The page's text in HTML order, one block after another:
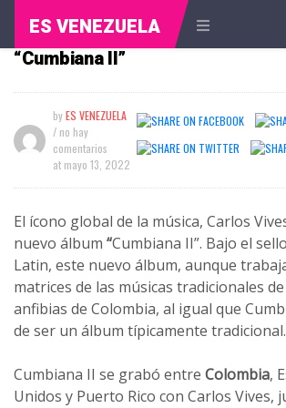
ES VENEZUELA
Carlos Vives presenta su nuevo
“Cumbiana II”
byES VENEZUELA
/ no hay
comentarios
at mayo 13, 2022
El ícono global de la música, Carlos
nuevo álbum “Cumbiana II”. Bajo el
Latin, este nuevo álbum, aunque
matrices de las músicas tradicionales
anfibias de Colombia, al igual que
de ser un álbum típicamente tradicional.
Cumbiana II se grabó entre Colombia,
Unidos y Puerto Rico con Carlos Vives,